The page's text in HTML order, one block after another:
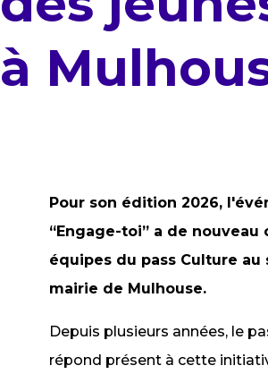
à
Pour son édition 2026,
“Engage-toi” a de nouveau
équipes du pass Culture au
mairie de Mulhouse.
Depuis plusieurs années, le
répond présent à cette